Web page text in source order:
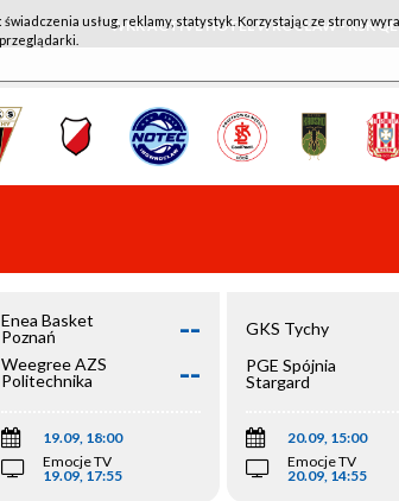
WKK ACTIVE HOTEL WROCŁAW - KSK
Enea Basket
Poznań
--
Weegree AZS
Politechnika
--
19.09, 18:00
Emocje TV
19.09, 17:55
GKS Tychy
PGE Spójnia
Stargard
20.09, 15:00
Emocje TV
20.09, 14:55
usług, reklamy, statystyk. Korzystając ze strony